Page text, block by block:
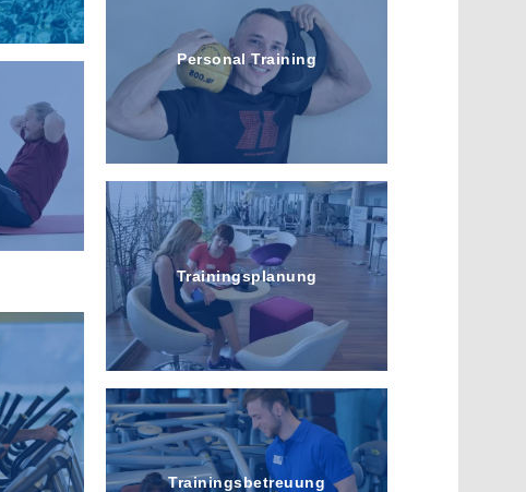
Personal Training
Trainingsplanung
Trainingsbetreuung